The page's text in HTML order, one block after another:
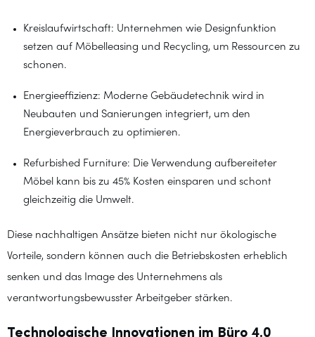
Kreislaufwirtschaft: Unternehmen wie Designfunktion
setzen auf Möbelleasing und Recycling, um Ressourcen zu
schonen.
Energieeffizienz: Moderne Gebäudetechnik wird in
Neubauten und Sanierungen integriert, um den
Energieverbrauch zu optimieren.
Refurbished Furniture: Die Verwendung aufbereiteter
Möbel kann bis zu 45% Kosten einsparen und schont
gleichzeitig die Umwelt.
Diese nachhaltigen Ansätze bieten nicht nur ökologische
Vorteile, sondern können auch die Betriebskosten erheblich
senken und das Image des Unternehmens als
verantwortungsbewusster Arbeitgeber stärken.
Technologische Innovationen im Büro 4.0